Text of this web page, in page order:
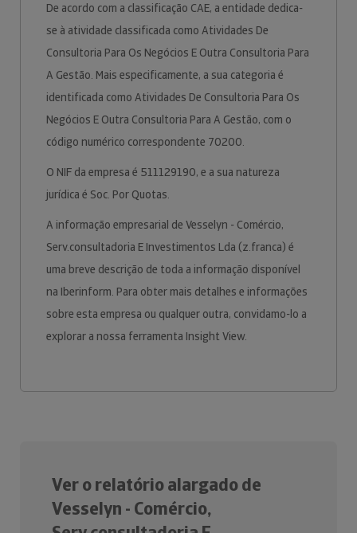
De acordo com a classificação CAE, a entidade dedica-
se à atividade classificada como Atividades De
Consultoria Para Os Negócios E Outra Consultoria Para
A Gestão. Mais especificamente, a sua categoria é
identificada como Atividades De Consultoria Para Os
Negócios E Outra Consultoria Para A Gestão, com o
código numérico correspondente 70200.
O NIF da empresa é 511129190, e a sua natureza
jurídica é Soc. Por Quotas.
A informação empresarial de Vesselyn - Comércio,
Serv.consultadoria E Investimentos Lda (z.franca) é
uma breve descrição de toda a informação disponível
na Iberinform. Para obter mais detalhes e informações
sobre esta empresa ou qualquer outra, convidamo-lo a
explorar a nossa ferramenta Insight View.
Ver o relatório alargado de
Vesselyn - Comércio,